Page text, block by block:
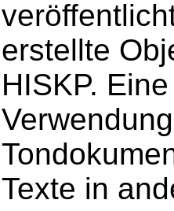
erstellte
HISKP.
Texte in